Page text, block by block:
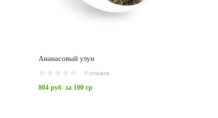
Ананасовый улун
0 отзывов
804 руб. за 100 гр